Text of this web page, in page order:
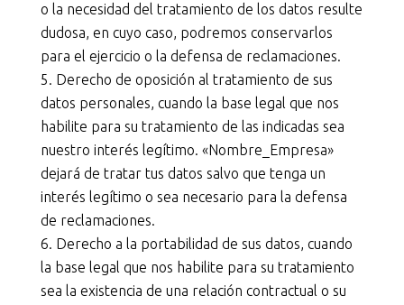
o la necesidad del tratamiento de los datos resulte
dudosa, en cuyo caso, podremos conservarlos
para el ejercicio o la defensa de reclamaciones.
Derecho de oposición al tratamiento de sus
datos personales, cuando la base legal que nos
habilite para su tratamiento de las indicadas sea
nuestro interés legítimo. «Nombre_Empresa»
dejará de tratar tus datos salvo que tenga un
interés legítimo o sea necesario para la defensa
de reclamaciones.
Derecho a la portabilidad de sus datos, cuando
la base legal que nos habilite para su tratamiento
sea la existencia de una relación contractual o su